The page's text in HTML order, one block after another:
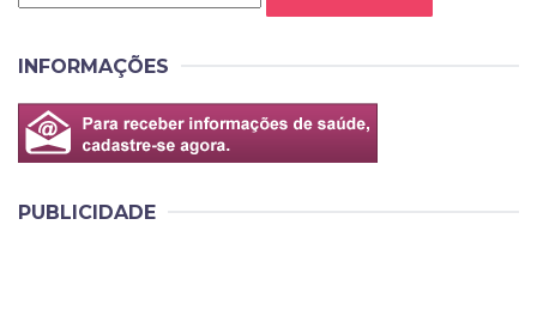
INFORMAÇÕES
PUBLICIDADE